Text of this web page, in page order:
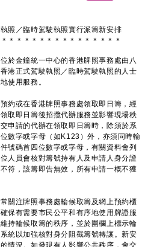
照／臨時駕駛執照實行派籌新安排
＊ ＊ ＊ ＊ ＊ ＊ ＊ ＊ ＊ ＊ ＊ ＊ ＊ ＊ ＊ ＊
金鐘統一中心的香港牌照事務處由八
港正式駕駛執照／臨時駕駛執照的人士
使用服務。
或在香港牌照事務處領取即日籌，經
取即日籌後招攬代辦服務並影響現場秩
申請的代辦在領取即日籌時，除須於系
數字或字母（如K123）外，亦須同時輸
號碼首四位數字或字母，有關資料會列
人員會核對籌號持有人及申請人身分證
符，該籌即告無效，所有申請一概不獲
注牌照事務處輪候取籌及網上預約櫃
保有需要市民公平和有序地使用牌證服
持輪候取籌的秩序，並於圍欄上標示輪
統以加強核對身分阻截籌號轉讓。新安
情況。如發現有人影響公共秩序，會交